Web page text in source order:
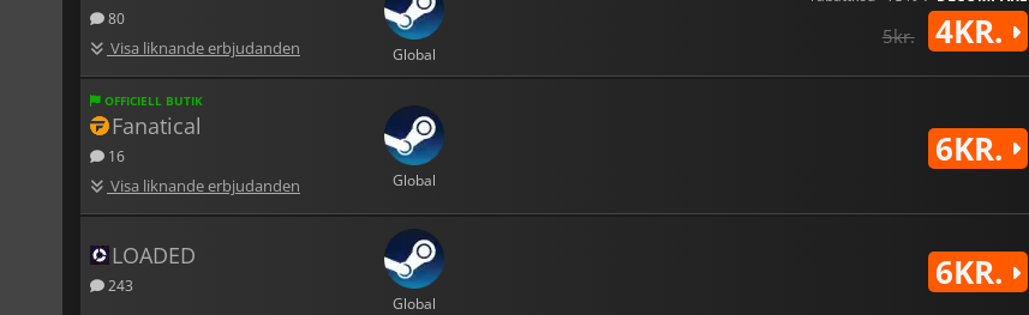
80
Visa liknande erbjudanden Global
5kr. 4KR.
OFFICIELL BUTIK
Fanatical
16
Visa liknande erbjudanden Global
6KR.
LOADED
243
Global
6KR.